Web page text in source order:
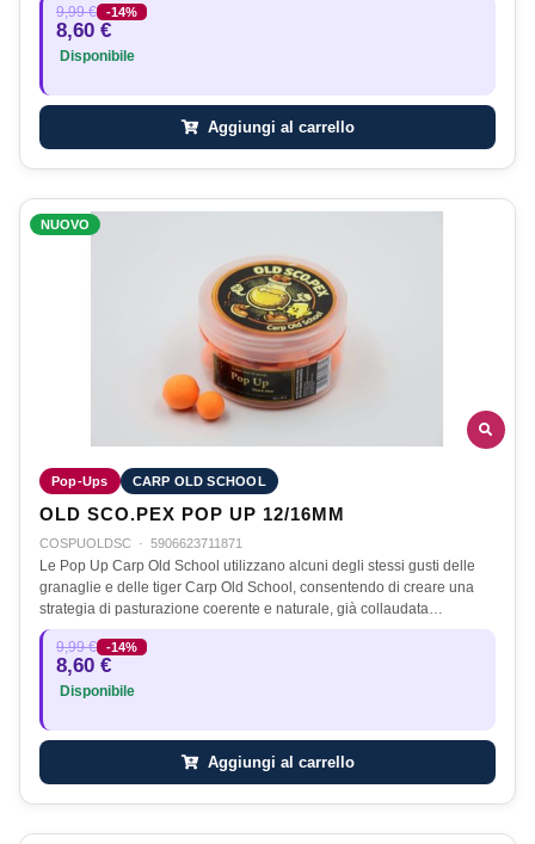
9,99 € -14%
8,60 €
Disponibile
Aggiungi al carrello
NUOVO
Pop-Ups CARP OLD SCHOOL
OLD SCO.PEX POP UP 12/16MM
COSPUOLDSC · 5906623711871
Le Pop Up Carp Old School utilizzano alcuni degli stessi gusti delle
granaglie e delle tiger Carp Old School, consentendo di creare una
strategia di pasturazione coerente e naturale, già collaudata…
9,99 € -14%
8,60 €
Disponibile
Aggiungi al carrello